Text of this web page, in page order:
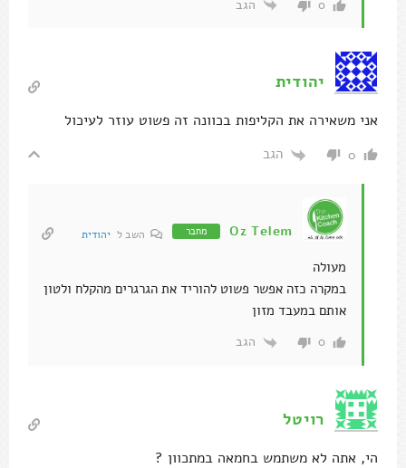
0 הגב
יהודית
אני משאירה את הקליפות בכוונה זה פשוט עוזר לעיכול
0 הגב
Oz Telem מחבר השב ל יהודית
מעולה
במקרה כזה אפשר פשוט להוריד את הגרגרים מהקלח ולטון
אותם במעבד מזון
0 הגב
רויטל
הי, אתה לא משתמש בחמאה במתכוון ?